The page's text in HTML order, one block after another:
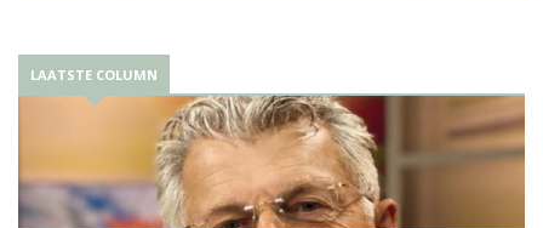
LAATSTE COLUMN